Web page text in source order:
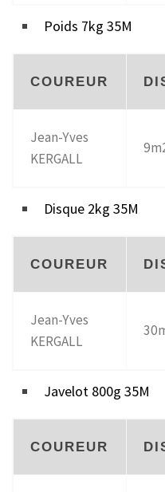
Poids 7kg 35M
COUREUR
Jean-Yves
KERGALL
Disque 2kg 35M
COUREUR
Jean-Yves
KERGALL
Javelot 800g 35M
COUREUR